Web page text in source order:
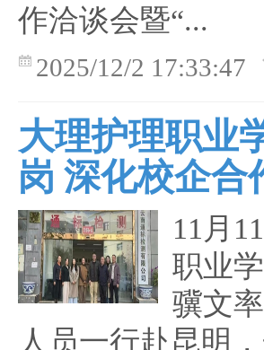
作洽谈会暨“...
2025/12/2 17:33:47
大理护理职业
岗 深化校企合
11月
职业
骥文
人员一行赴昆明